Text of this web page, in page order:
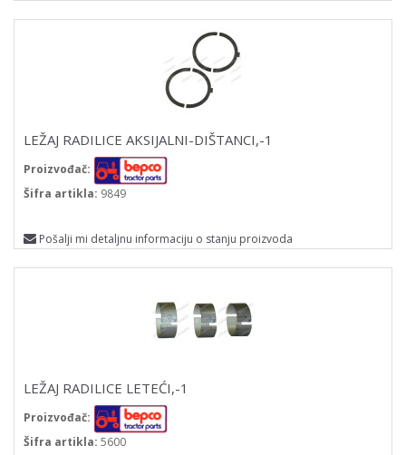
LEŽAJ RADILICE AKSIJALNI-DIŠTANCI,-1
Proizvođač:
Šifra artikla: 9849
Pošalji mi detaljnu informaciju o stanju proizvoda
LEŽAJ RADILICE LETEĆI,-1
Proizvođač:
Šifra artikla: 5600